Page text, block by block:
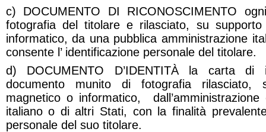
c) DOCUMENTO DI RICONOSCIMENTO
fotografia del titolare e rilasciato, su
informatico, da una pubblica amministrazione
consente l’ identificazione personale del titolare.
d) DOCUMENTO D’IDENTITÀ la carta
documento munito di fotografia rilasciato,
magnetico o informatico,
italiano o di altri Stati, con la finalità
personale del suo titolare.